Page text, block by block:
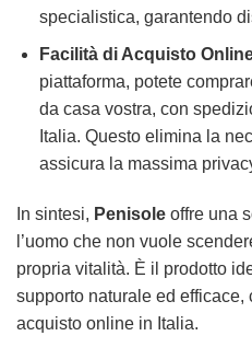
specialistica, garantendo
Facilità di Acquisto
piattaforma, potete
da casa vostra, con
Italia. Questo elimina la
assicura la massima
In sintesi, Penisole offre una
l’uomo che non vuole
propria vitalità. È il prodotto
supporto naturale ed efficace,
acquisto online in Italia.